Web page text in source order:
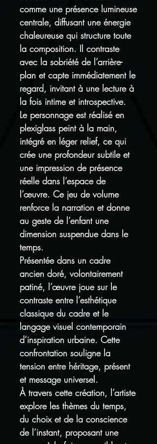
comme une présence lumineuse
centrale, diffusant une énergie
chaleureuse qui structure toute
la composition. Il contraste
avec la sobriété de l’arrière-
plan et capte immédiatement le
regard, invitant à une lecture à
la fois intime et introspective.
Le personnage est réalisé en
plexiglass peint à la main,
intégré en léger relief, ce qui
crée une profondeur subtile et
une impression de présence
réelle dans l’espace de
l’œuvre. Ce jeu de volume
renforce la narration et donne
au geste de l’enfant une
dimension suspendue dans le
temps.
Présentée dans un cadre
ancien doré, volontairement
patiné, l’œuvre joue sur le
contraste entre l’esthétique
classique du cadre et le
langage visuel contemporain
d’inspiration urbaine. Cette
confrontation souligne la
tension entre héritage, présent
et message universel.
À travers cette création, l’artiste
explore les thèmes du temps,
du choix et de la conscience
de l’instant, proposant une